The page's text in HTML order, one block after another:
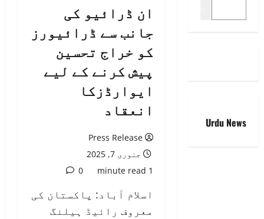
ان ڈرائیو کی
جانب سے ڈرائیورز
کو خراج تحسین
پیش کرنے کے لیے
ایوارڈزکا
انعقاد
Press Release
جنوری 7, 2025
1 minute read
0
اسلام آباد: پاکستان کی
معروف رائیڈ ہیلنگ
Urdu News